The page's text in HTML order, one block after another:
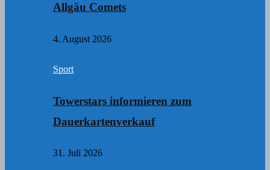
Allgäu Comets
4. August 2026
Sport
Towerstars informieren zum
Dauerkartenverkauf
31. Juli 2026